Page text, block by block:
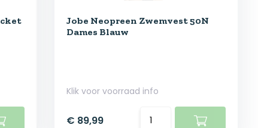
Jobe Neopreen Zwemvest 50N
Dames Blauw
Klik voor voorraad info
€ 89,99